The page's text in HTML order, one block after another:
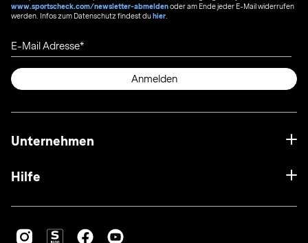
www.sportscheck.com/newsletter-abmeldenoder am Ende jeder E-Mail widerrufen
werden. Infos zum Datenschutz findest duhier
E-Mail Adresse
Anmelden
Unternehmen
Hilfe